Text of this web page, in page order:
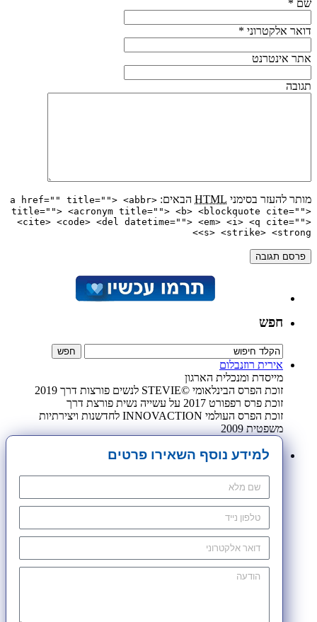
שם *
דואר אלקטרוני *
אתר אינטרנט
תגובה
מותר להעזר בסימני HTML הבאים:
<a href="" title=""> <abbr
title=""> <acronym title=""> <b> <blockquote cite="">
<cite> <code> <del datetime=""> <em> <i> <q cite="">
<s> <strike> <strong>
חפש
אירית רוזנבלום
מייסדת ומנכלית הארגון
זוכת הפרס הבינלאומי ©STEVIE לנשים פורצות דרך 2019
זוכת פרס רפפורט 2017 על עשייה נשית פורצת דרך
זוכת הפרס העולמי INNOVACTION לחדשנות ויצירתיות
משפטית 2009
למידע נוסף השאירו פרטים